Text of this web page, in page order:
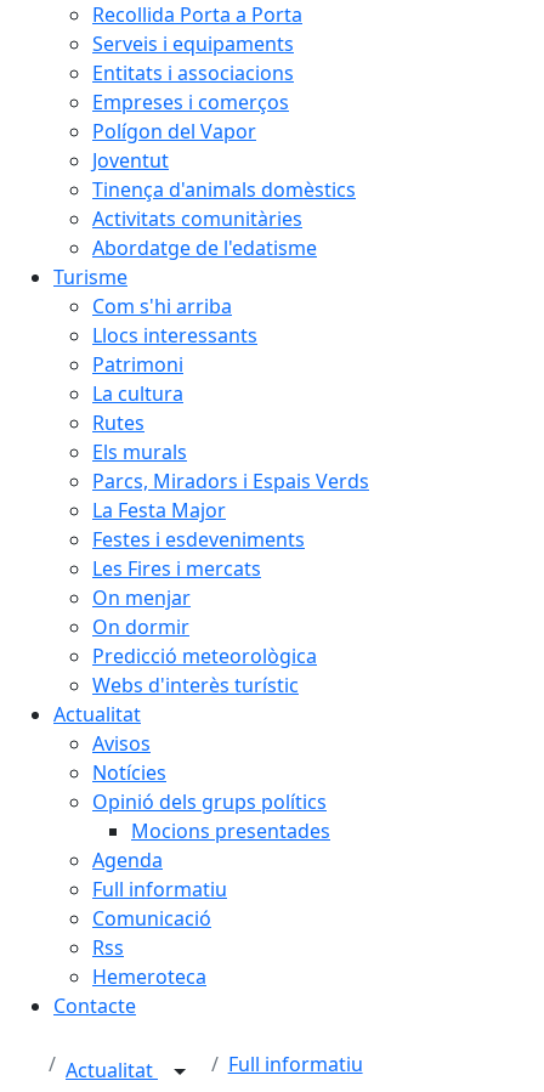
Recollida Porta a Porta
Serveis i equipaments
Entitats i associacions
Empreses i comerços
Polígon del Vapor
Joventut
Tinença d'animals domèstics
Activitats comunitàries
Abordatge de l'edatisme
Turisme
Com s'hi arriba
Llocs interessants
Patrimoni
La cultura
Rutes
Els murals
Parcs, Miradors i Espais Verds
La Festa Major
Festes i esdeveniments
Les Fires i mercats
On menjar
On dormir
Predicció meteorològica
Webs d'interès turístic
Actualitat
Avisos
Notícies
Opinió dels grups polítics
Mocions presentades
Agenda
Full informatiu
Comunicació
Rss
Hemeroteca
Contacte
Actualitat Full informatiu